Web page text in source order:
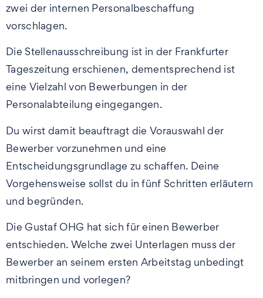
zwei der internen Personalbeschaffung
vorschlagen.
Die Stellenausschreibung ist in der Frankfurter
Tageszeitung erschienen, dementsprechend ist
eine Vielzahl von Bewerbungen in der
Personalabteilung eingegangen.
Du wirst damit beauftragt die Vorauswahl der
Bewerber vorzunehmen und eine
Entscheidungsgrundlage zu schaffen. Deine
Vorgehensweise sollst du in fünf Schritten erläutern
und begründen.
Die Gustaf OHG hat sich für einen Bewerber
entschieden. Welche zwei Unterlagen muss der
Bewerber an seinem ersten Arbeitstag unbedingt
mitbringen und vorlegen?